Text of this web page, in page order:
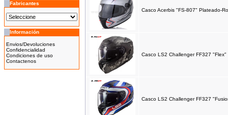
Bicicleta Eléctrica Niño 100w
14''
425.00EUR
---------
Fabricantes
Información
Envios/Devoluciones
Confidencialidad
Condiciones de uso
Contactenos
Casco Acerbis "FS-807" Plateado-
Casco LS2 Challenger FF327 "Flex"
Casco LS2 Challenger FF327